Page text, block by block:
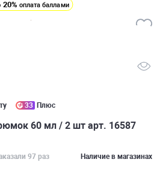
20% оплата баллами
33 Плюс
60 мл / 2 шт арт. 16587
97 раз Наличие в магазинах